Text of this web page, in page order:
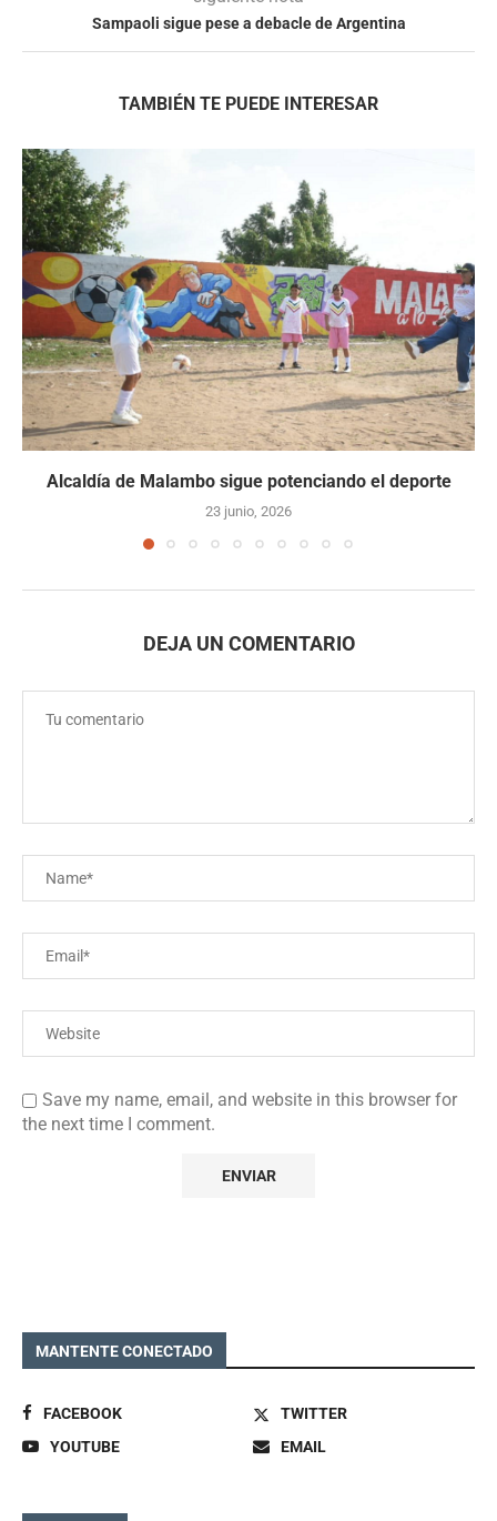
Sampaoli sigue pese a debacle de Argentina
TAMBIÉN TE PUEDE INTERESAR
Alcaldía de Malambo sigue potenciando el deporte
23 junio, 2026
DEJA UN COMENTARIO
Save my name, email, and website in this browser for
the next time I comment.
MANTENTE CONECTADO
FACEBOOK
TWITTER
YOUTUBE
EMAIL